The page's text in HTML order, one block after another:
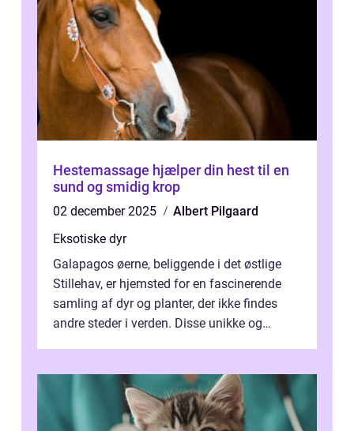
Hestemassage hjælper din hest til en
sund og smidig krop
02 december 2025
Albert Pilgaard
Eksotiske dyr
Galapagos øerne, beliggende i det østlige
Stillehav, er hjemsted for en fascinerende
samling af dyr og planter, der ikke findes
andre steder i verden. Disse unikke og